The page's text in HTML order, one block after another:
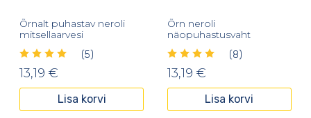
Õrnalt puhastav neroli
mitsellaarvesi
(5)
13,19 €
Lisa korvi
Õrn neroli
näopuhastusvaht
(8)
13,19 €
Lisa korvi